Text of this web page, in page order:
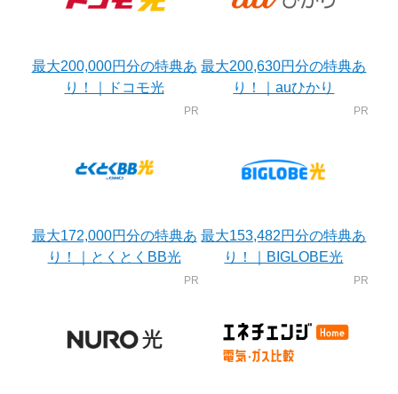
最大200,000円分の特典あ
り！｜ドコモ光
最大200,630円分の特典あ
り！｜auひかり
最大172,000円分の特典あ
り！｜とくとくBB光
最大153,482円分の特典あ
り！｜BIGLOBE光